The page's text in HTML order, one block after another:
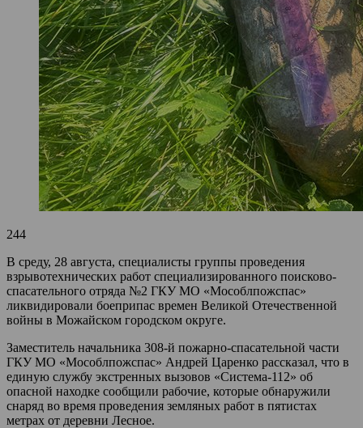
244
В среду, 28 августа, специалисты группы проведения
взрывотехнических работ специализированного поисково-
спасательного отряда №2 ГКУ МО «Мособлпожспас»
ликвидировали боеприпас времен Великой Отечественной
войны в Можайском городском округе.
Заместитель начальника 308-й пожарно-спасательной части
ГКУ МО «Мособлпожспас» Андрей Царенко рассказал, что в
единую службу экстренных вызовов «Система-112» об
опасной находке сообщили рабочие, которые обнаружили
снаряд во время проведения земляных работ в пятистах
метрах от деревни Лесное.